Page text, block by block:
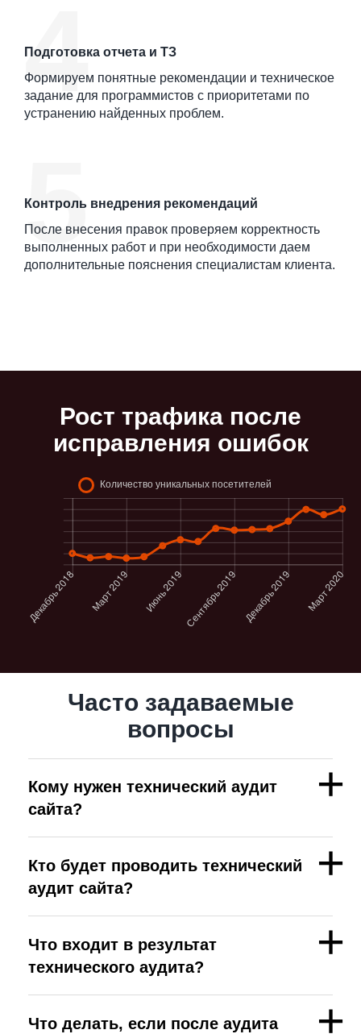
Подготовка отчета и ТЗ
Формируем понятные рекомендации и техническое
задание для программистов с приоритетами по
устранению найденных проблем.
Контроль внедрения рекомендаций
После внесения правок проверяем корректность
выполненных работ и при необходимости даем
дополнительные пояснения специалистам клиента.
Рост трафика после
исправления ошибок
Часто задаваемые
вопросы
Кому нужен технический аудит
сайта?
Кто будет проводить технический
аудит сайта?
Что входит в результат
технического аудита?
Что делать, если после аудита